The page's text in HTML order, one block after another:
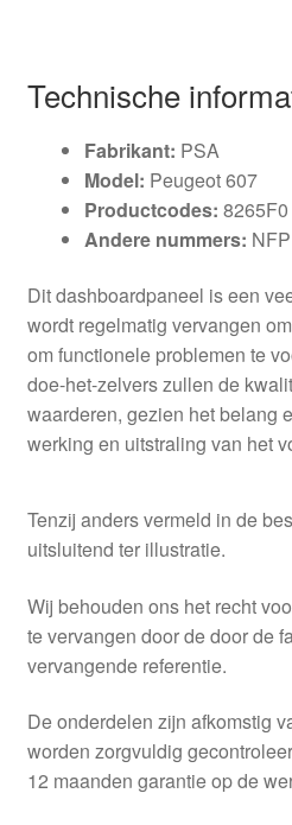
Technische
Fabrikant: PSA
Model: Peugeot 607
Productcodes: 8265F0
Andere nummers: NFP
Dit dashboardpaneel is een
wordt regelmatig vervangen
om functionele problemen te
doe-het-zelvers zullen de
waarderen, gezien het belang
werking en uitstraling van het
Tenzij anders vermeld in de
uitsluitend ter illustratie.
Wij behouden ons het recht
te vervangen door de door de
vervangende referentie.
De onderdelen zijn afkomstig
worden zorgvuldig
12 maanden garantie op de